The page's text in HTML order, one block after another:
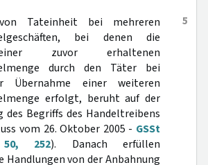
5
Tateinheit bei mehreren
bei denen die
zuvor erhaltenen
durch den Täter bei
Übernahme einer weiteren
erfolgt, beruht auf der
des Begriffs des Handeltreibens
vom 26. Oktober 2005 - GSSt
50, 252). Danach erfüllen
von der Anbahnung